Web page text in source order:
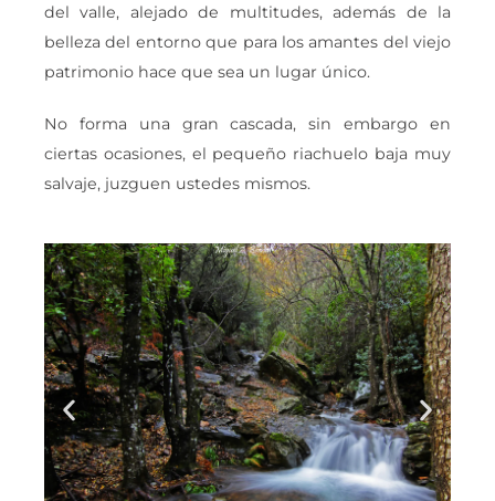
del valle, alejado de multitudes, además de la
belleza del entorno que para los amantes del viejo
patrimonio hace que sea un lugar único.
No forma una gran cascada, sin embargo en
ciertas ocasiones, el pequeño riachuelo baja muy
salvaje, juzguen ustedes mismos.